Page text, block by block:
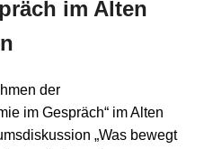
im Alten
der
im Gespräch“ im Alten
„Was bewegt